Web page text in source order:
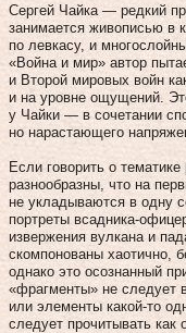
Сергей Чайка — редкий
занимается живописью в
по левкасу, и
«Война и мир» автор
и Второй мировых войн
и на уровне ощущений.
у Чайки — в сочетании
но нарастающего
Если говорить о
разнообразны, что на
не укладываются в одну
портреты всадника-
извержения вулкана и
скомпонованы хаотично,
однако это осознанный
«фрагменты» не следует
или элементы какой‑то
следует прочитывать как